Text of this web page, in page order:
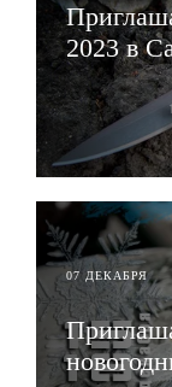
2023 в
ЧИТАТЬ
07 ДЕКАБРЯ